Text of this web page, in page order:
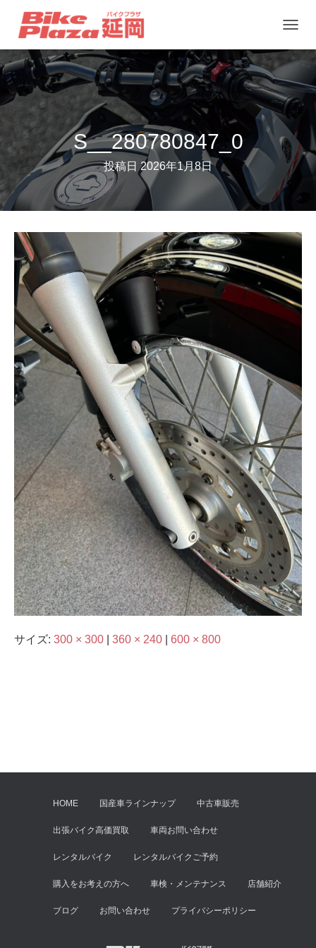
ビ
ー
シ
ョ
ン
を
り
え
S__280780847_0
投稿日2026年1月8日
サイズ: 300 × 300 360 × 240 600 × 800
HOME 国産車ラインナップ 中古車販売
出張バイク高価買取 車両お問い合わせ
レンタルバイク レンタルバイクご予約
購入をお考えの方へ 車検・メンテナンス 店舗紹介
ブログ お問い合わせ プライバシーポリシー